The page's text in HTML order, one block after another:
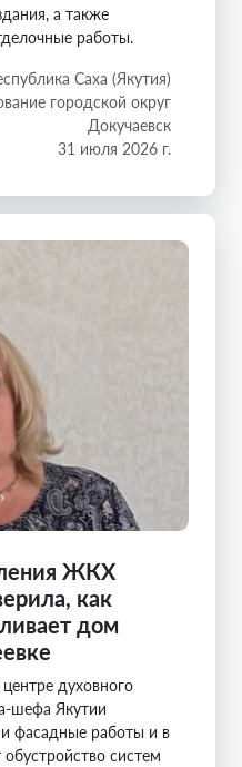
а также
работы.
Саха (Якутия)
городской округ
Докучаевск
31 июля 2026 г.
ЖКХ
как
дом
духовного
шефа Якутии
фасадные работы и в
систем